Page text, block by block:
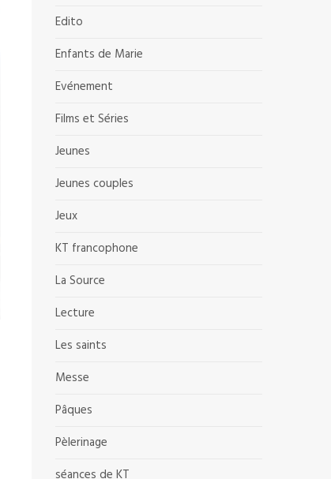
Edito
Enfants de Marie
Evénement
Films et Séries
Jeunes
Jeunes couples
Jeux
KT francophone
La Source
Lecture
Les saints
Messe
Pâques
Pèlerinage
séances de KT